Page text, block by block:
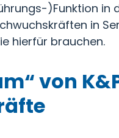
)Funktion in
in
hierfür brauchen.
von